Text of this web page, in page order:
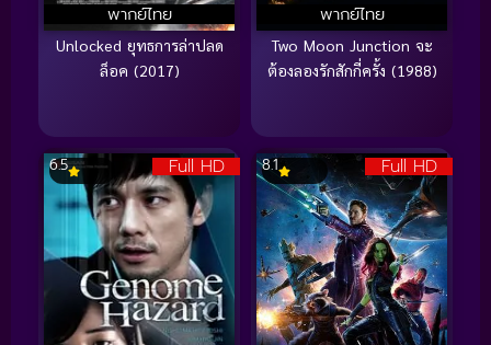
พากย์ไทย
Unlocked ยุทธการล่าปลด
ล็อค (2017)
พากย์ไทย
Two Moon Junction จะ
ต้องลองรักสักกี่ครั้ง (1988)
Full HD
6.5 Full HD
8.1